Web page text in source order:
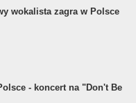
wokalista zagra w Polsce
- koncert na "Don't Be